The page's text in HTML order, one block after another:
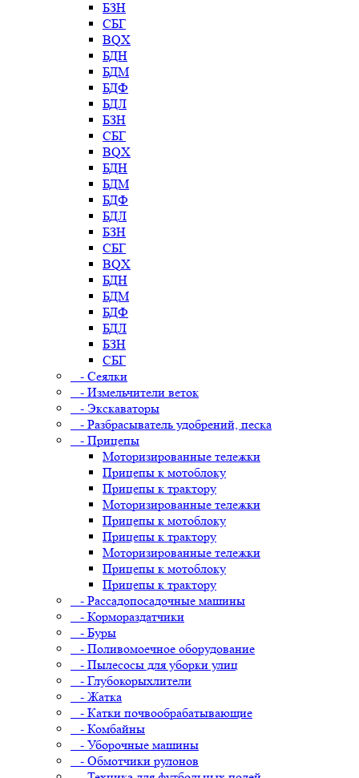
БЗН
СБГ
BQX
БДН
БДМ
БДФ
БДЛ
БЗН
СБГ
BQX
БДН
БДМ
БДФ
БДЛ
БЗН
СБГ
BQX
БДН
БДМ
БДФ
БДЛ
БЗН
СБГ
- Сеялки
- Измельчители веток
- Экскаваторы
- Разбрасыватель удобрений, песка
- Прицепы
Моторизированные тележки
Прицепы к мотоблоку
Прицепы к трактору
Моторизированные тележки
Прицепы к мотоблоку
Прицепы к трактору
Моторизированные тележки
Прицепы к мотоблоку
Прицепы к трактору
- Рассадопосадочные машины
- Кормораздатчики
- Буры
- Поливомоечное оборудование
- Пылесосы для уборки улиц
- Глубокорыхлители
- Жатка
- Катки почвообрабатывающие
- Комбайны
- Уборочные машины
- Обмотчики рулонов